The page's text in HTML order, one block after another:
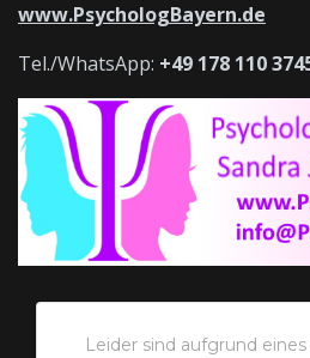
www.PsychologBayern.de
Tel./WhatsApp: +49 178 110
Leider sind aufgrund